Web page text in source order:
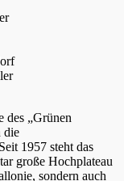
des „Grünen
die
1957 steht das
große Hochplateau
sondern auch